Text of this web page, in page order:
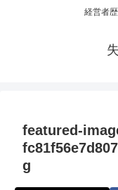
経営者
featured-
g